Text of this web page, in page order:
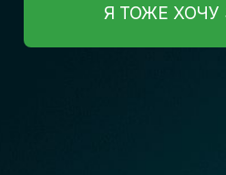
Я ТОЖЕ ХОЧУ